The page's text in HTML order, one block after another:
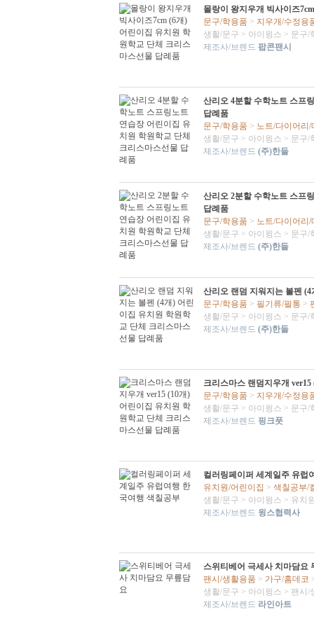
몰랑이 왕지우개 빅사이즈
문구/학용품 > 지우개/수정용
생활/문구 > 아이윙스 > 문구/
제조사/브렌드 팝콘팬시
산리오 4분할 수학노트 스프
답례품
문구/학용품 > 노트/다이어리/
생활/문구 > 아이윙스 > 문구/
제조사/브렌드 (주)한들
산리오 2분할 수학노트 스프
답례품
문구/학용품 > 노트/다이어리/
생활/문구 > 아이윙스 > 문구/
제조사/브렌드 (주)한들
산리오 랜덤 지워지는 볼펜
문구/학용품 > 필기류/필통 >
생활/문구 > 아이윙스 > 문구/
제조사/브렌드 (주)한들
크리스마스 랜덤지우개
문구/학용품 > 지우개/수정용
생활/문구 > 아이윙스 > 문구/
제조사/브렌드 핑크풋
컬러링페이퍼 세계일주 유럽
유치원/어린이집 > 색칠공부/
생활/문구 > 아이윙스 > 유치
제조사/브렌드 윙스협력사
스위티베어 극세사 치마담요
팬시/생활용품 > 가구/홈데코
생활/문구 > 아이윙스 > 팬시/
제조사/브렌드 라인아트